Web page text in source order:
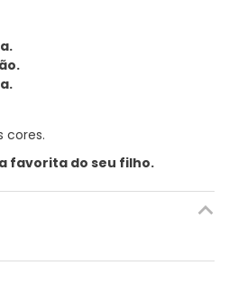
cores.
favorita do seu filho.